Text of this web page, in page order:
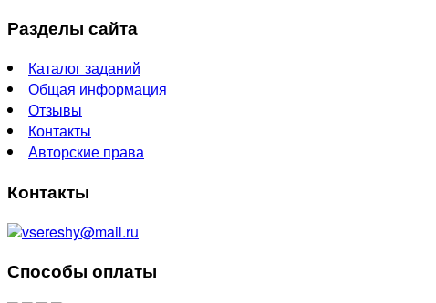
Разделы сайта
Каталог заданий
Общая информация
Отзывы
Контакты
Авторские права
Контакты
vsereshy@mail.ru
Способы оплаты